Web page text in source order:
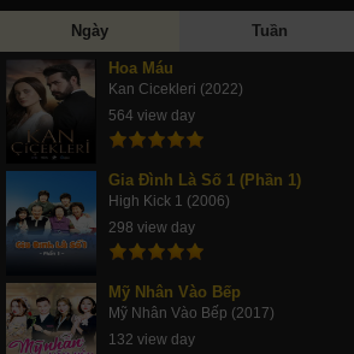
Ngày Tuần
Hoa Máu
Kan Cicekleri (2022)
564 view day
Gia Đình Là Số 1 (Phần 1)
High Kick 1 (2006)
298 view day
Mỹ Nhân Vào Bếp
Mỹ Nhân Vào Bếp (2017)
132 view day